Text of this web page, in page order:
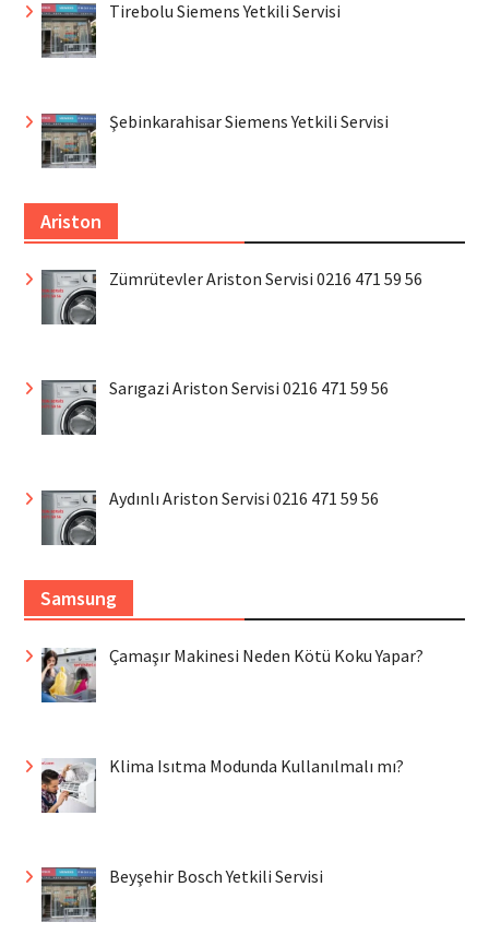
Tirebolu Siemens Yetkili Servisi
Şebinkarahisar Siemens Yetkili Servisi
Ariston
Zümrütevler Ariston Servisi 0216 471 59 56
Sarıgazi Ariston Servisi 0216 471 59 56
Aydınlı Ariston Servisi 0216 471 59 56
Samsung
Çamaşır Makinesi Neden Kötü Koku Yapar?
Klima Isıtma Modunda Kullanılmalı mı?
Beyşehir Bosch Yetkili Servisi